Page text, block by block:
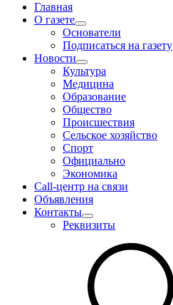
Главная
О газете
Основатели
Подписаться на газету
Новости
Культура
Медицина
Образование
Общество
Происшествия
Сельское хозяйство
Спорт
Официально
Экономика
Call-центр на связи
Объявления
Контакты
Реквизиты